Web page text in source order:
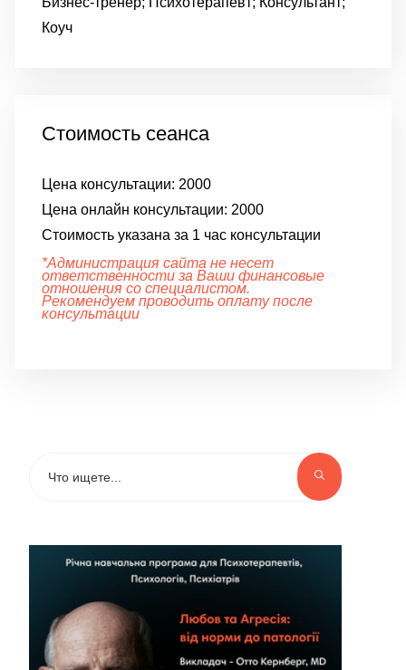
Коуч
Стоимость сеанса
Цена консультации: 2000
Цена онлайн консультации: 2000
Стоимость указана за 1 час консультации
*Администрация сайта не несет
ответственности за Ваши финансовые
отношения со специалистом.
Рекомендуем проводить оплату после
консультации